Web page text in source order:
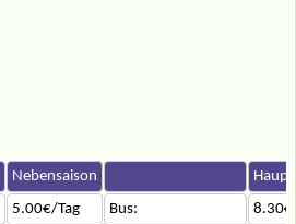
Nebensaison
5.00€/Tag Bus: